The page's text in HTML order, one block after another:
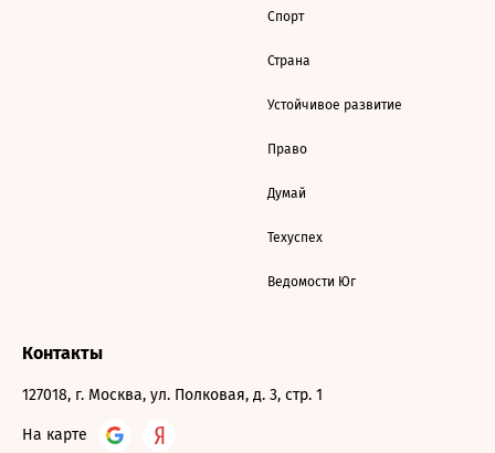
Спорт
Страна
Устойчивое развитие
Право
Думай
Техуспех
Ведомости Юг
Контакты
127018, г. Москва, ул. Полковая, д. 3, стр. 1
На карте